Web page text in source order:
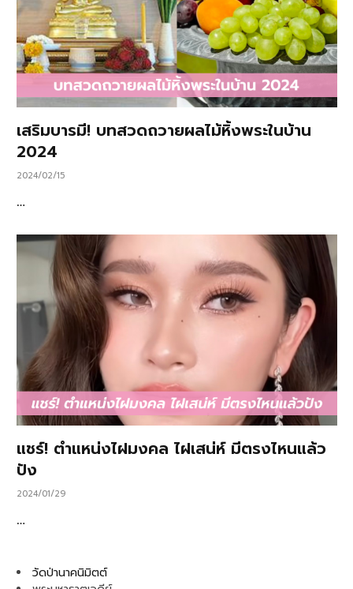
เสริมบารมี! บทสวดถวายผลไม้หิ้งพระในบ้าน
2024
2024/02/15
…
แชร์! ตำแหน่งไฝมงคล ไฝเสน่ห์ มีตรงไหนแล้ว
ปัง
2024/01/29
…
วัดป่านาคนิมิตต์